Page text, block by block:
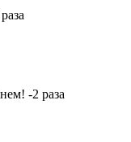
-2 раза